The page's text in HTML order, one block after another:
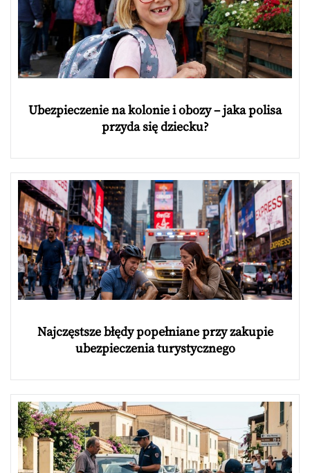
Ubezpieczenie na kolonie i obozy – jaka polisa
przyda się dziecku?
Najczęstsze błędy popełniane przy zakupie
ubezpieczenia turystycznego